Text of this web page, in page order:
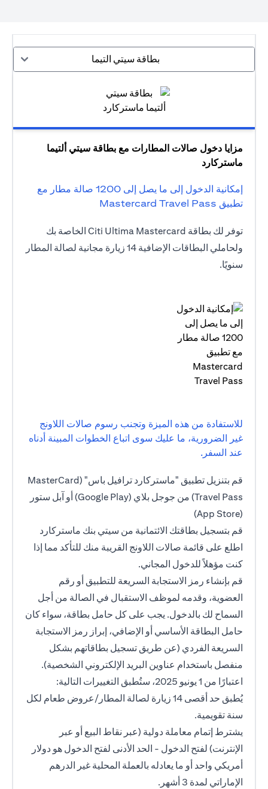
بطاقة سيتي التيما
مزايا دخول صالات المطارات مع بطاقة سيتي ألتيما
ماستركارد
إمكانية الدخول إلى ما يصل إلى 1200 صالة مطار مع
تطبيق Mastercard Travel Pass
توفر لك بطاقة Citi Ultima Mastercard الخاصة بك
ولحاملي البطاقات الإضافية 14 زيارة مجانية لصالة المطار
سنويًا.
للاستفادة من هذه الميزة وتجنب رسوم صالات اللاونج
غير الضرورية، ما عليك سوى اتباع الخطوات المبينة أدناه
عند السفر.
قم بتنزيل تطبيق "ماستركارد ترافيل باس" (MasterCard
Travel Pass) من جوجل بلاي (Google Play) أو آبل ستور
(App Store)
قم بتسجيل بطاقتك الائتمانية من سيتي بنك ماستركارد
اطلع على قائمة صالات اللاونج القريبة منك للتأكد مما إذا
كنت مؤهلاً للدخول المجاني.
قم بإنشاء رمز الاستجابة السريعة للتطبيق أو رقم
العضوية، وقدمه لموظف الاستقبال في الصالة من أجل
السماح لك بالدخول. يجب على كل حامل بطاقة، سواء كان
حامل البطاقة الأساسي أو الإضافي، إبراز رمز الاستجابة
السريعة الفردي (عن طريق تسجيل بطاقاتهم بشكل
منفصل باستخدام عناوين البريد الإلكتروني الشخصية).
اعتبارًا من 1 يونيو 2025، ستُطبق التغييرات التالية:
يُطبق حد أقصى 14 زيارة لصالة المطار/عروض طعام لكل
سنة تقويمية.
يشترط إتمام معاملة دولية (عبر نقاط البيع أو عبر
الإنترنت) لفتح الدخول - الحد الأدنى لفتح الدخول هو دولار
أمريكي واحد أو ما يعادله بالعملة المحلية غير الدرهم
الإماراتي لمدة 3 أشهر.